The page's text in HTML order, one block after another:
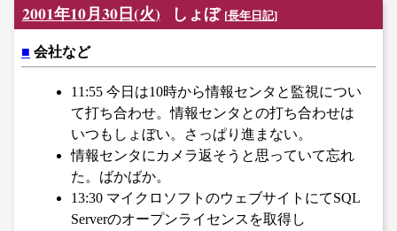
2001年10月30日(火) しょぼ [長年日記]
■ 会社など
11:55 今日は10時から情報センタと監視につい
て打ち合わせ。情報センタとの打ち合わせは
いつもしょぼい。さっぱり進まない。
情報センタにカメラ返そうと思っていて忘れ
た。ばかばか。
13:30 マイクロソフトのウェブサイトにてSQL
Serverのオープンライセンスを取得し